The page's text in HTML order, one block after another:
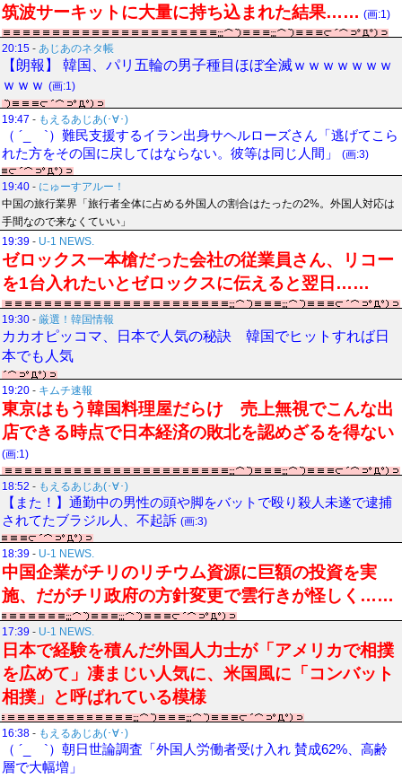
筑波サーキットに大量に持ち込まれた結果…… (画:1)
20:15 - あじあのネタ帳
【朗報】 韓国、パリ五輪の男子種目ほぼ全滅ｗｗｗｗｗｗｗ
ｗｗｗ (画:1)
19:47 - もえるあじあ(･∀･)
（ ´_ゝ`）難民支援するイラン出身サヘルローズさん「逃げてこら
れた方をその国に戻してはならない。彼等は同じ人間」
(画:3)
19:40 - にゅーすアルー！
中国の旅行業界「旅行者全体に占める外国人の割合はたったの2%。外国人対応は
手間なので来なくていい」
19:39 - U-1 NEWS.
ゼロックス一本槍だった会社の従業員さん、リコー
を1台入れたいとゼロックスに伝えると翌日……
19:30 - 厳選！韓国情報
カカオピッコマ、日本で人気の秘訣 韓国でヒットすれば日
本でも人気
19:20 - キムチ速報
東京はもう韓国料理屋だらけ 売上無視でこんな出
店できる時点で日本経済の敗北を認めざるを得ない
(画:1)
18:52 - もえるあじあ(･∀･)
【また！】通勤中の男性の頭や脚をバットで殴り殺人未遂で逮捕
されてたブラジル人、不起訴 (画:3)
18:39 - U-1 NEWS.
中国企業がチリのリチウム資源に巨額の投資を実
施、だがチリ政府の方針変更で雲行きが怪しく……
17:39 - U-1 NEWS.
日本で経験を積んだ外国人力士が「アメリカで相撲
を広めて」凄まじい人気に、米国風に「コンバット
相撲」と呼ばれている模様
16:38 - もえるあじあ(･∀･)
（ ´_ゝ`）朝日世論調査「外国人労働者受け入れ 賛成62%、高齢
層で大幅増」